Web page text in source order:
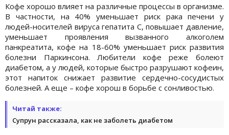
Кофе хорошо влияет на различные процессы в организме.
В частности, на 40% уменьшает риск рака печени у
людей-носителей вируса гепатита С, повышает давление,
уменьшает проявления вызванного алкоголем
панкреатита, кофе на 18-60% уменьшает риск развития
болезни Паркинсона. Любители кофе реже болеют
диабетом, а у людей, которые быстро разрушают кофеин,
этот напиток снижает развитие сердечно-сосудистых
болезней. А еще – кофе хорош в борьбе с сонливостью.
Читай также:
Супрун рассказала, как не заболеть диабетом